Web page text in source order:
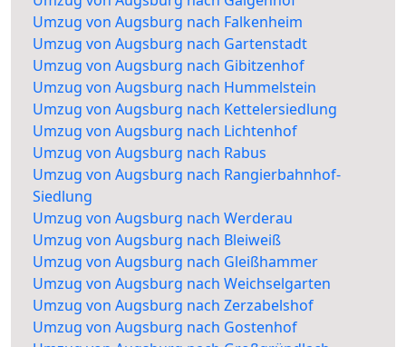
Umzug von Augsburg nach Falkenheim
Umzug von Augsburg nach Gartenstadt
Umzug von Augsburg nach Gibitzenhof
Umzug von Augsburg nach Hummelstein
Umzug von Augsburg nach Kettelersiedlung
Umzug von Augsburg nach Lichtenhof
Umzug von Augsburg nach Rabus
Umzug von Augsburg nach Rangierbahnhof-
Siedlung
Umzug von Augsburg nach Werderau
Umzug von Augsburg nach Bleiweiß
Umzug von Augsburg nach Gleißhammer
Umzug von Augsburg nach Weichselgarten
Umzug von Augsburg nach Zerzabelshof
Umzug von Augsburg nach Gostenhof